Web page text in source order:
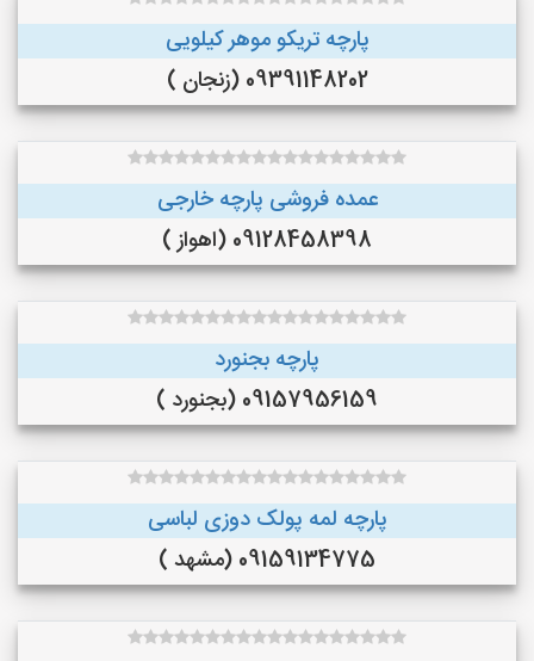
پارچه تریکو موهر کیلویی
09391148202 (زنجان )
عمده فروشی پارچه خارجی
09128458398 (اهواز )
پارچه بجنورد
09157956159 (بجنورد )
پارچه لمه پولک دوزی لباسی
09159134775 (مشهد )